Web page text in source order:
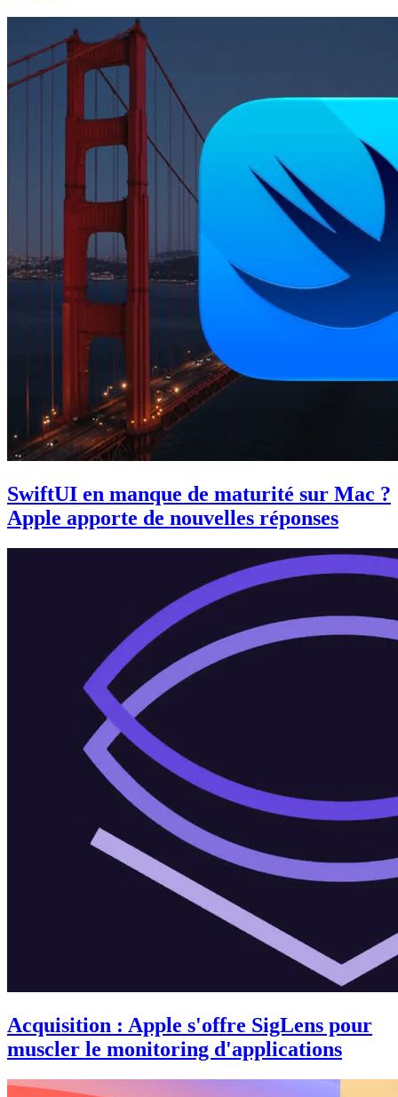
SwiftUI en manque de maturité sur Mac ?
Apple apporte de nouvelles réponses
Acquisition : Apple s'offre SigLens pour
muscler le monitoring d'applications